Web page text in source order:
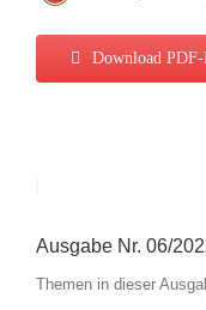
Download
Ausgabe Nr. 06/
Themen in dieser